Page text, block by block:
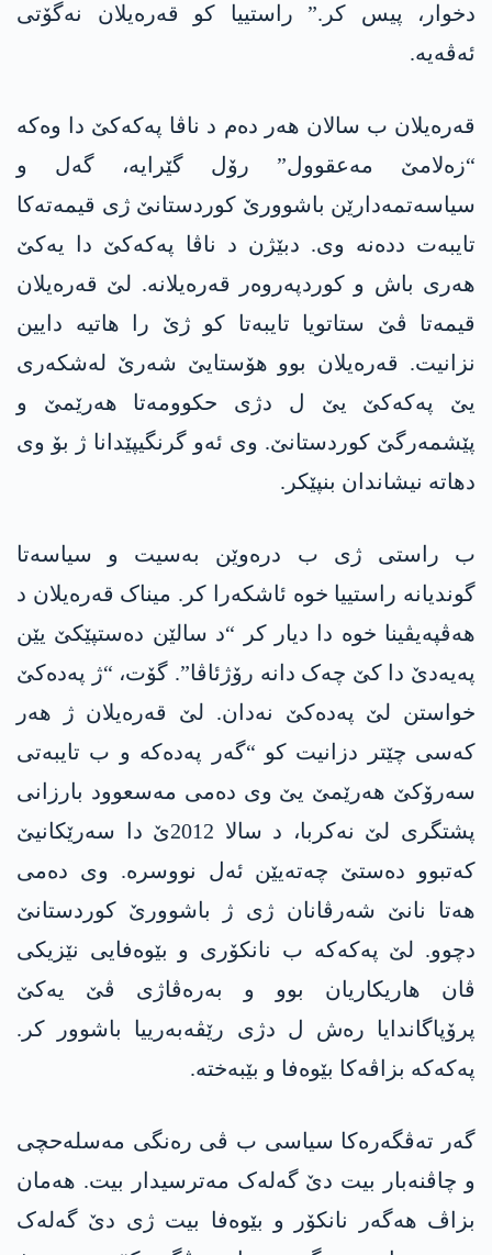
دخوار، پیس کر.” راستییا کو قەرەیلان نەگۆتی
ئەڤەیە.
قەرەیلان ب سالان ھەر دەم د ناڤا پەکەکێ دا وەکە
“زەلامێ مەعقوول” رۆل گێرایە، گەل و
سیاسەتمەدارێن باشوورێ کوردستانێ ژی قیمەتەکا
تایبەت ددەنە وی. دبێژن د ناڤا پەکەکێ دا یەکێ
ھەری باش و کوردپەروەر قەرەیلانە. لێ قەرەیلان
قیمەتا ڤێ ستاتویا تایبەتا کو ژێ را ھاتیە دایین
نزانیت. قەرەیلان بوو هۆستایێ شەرێ لەشکەری
یێ پەکەکێ یێ ل دژی حکوومەتا ھەرێمێ و
پێشمەرگێ کوردستانێ. وی ئەو گرنگیپێدانا ژ بۆ وی
دھاتە نیشاندان بنپێکر.
ب راستی ژی ب درەوێن بەسیت و سیاسەتا
گوندیانە راستییا خوە ئاشکەرا کر. میناک قەرەیلان د
ھەڤپەیڤینا خوە دا دیار کر “د سالێن دەستپێکێ یێن
پەیەدێ دا کێ چەک دانە رۆژئاڤا”. گۆت، “ژ پەدەکێ
خواستن لێ پەدەکێ نەدان. لێ قەرەیلان ژ ھەر
کەسی چێتر دزانیت کو “گەر پەدەکە و ب تایبەتی
سەرۆکێ ھەرێمێ یێ وی دەمی مەسعوود بارزانی
پشتگری لێ نەکربا، د سالا 2012ێ دا سەرێکانیێ
کەتبوو دەستێ چەتەیێن ئەل نووسرە. وی دەمی
ھەتا نانێ شەرڤانان ژی ژ باشوورێ کوردستانێ
دچوو. لێ پەکەکە ب نانکۆری و بێوەفایی نێزیکی
ڤان هاریکاریان بوو و بەرەڤاژی ڤێ یەکێ
پرۆپاگاندایا رەش ل دژی رێڤەبەرییا باشوور کر.
پەکەکە بزاڤەکا بێوەفا و بێبەختە.
گەر تەڤگەرەکا سیاسی ب ڤی رەنگی مەسلەحچی
و چاڤنەبار بیت دێ گەلەک مەترسیدار بیت. ھەمان
بزاڤ هەگەر نانکۆر و بێوەفا بیت ژی دێ گەلەک